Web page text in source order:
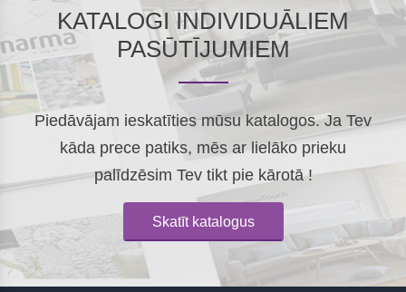
KATALOGI INDIVIDUĀLIEM
PASŪTĪJUMIEM
Piedāvājam ieskatīties mūsu katalogos. Ja Tev
kāda prece patiks, mēs ar lielāko prieku
palīdzēsim Tev tikt pie kārotā !
Skatīt katalogus